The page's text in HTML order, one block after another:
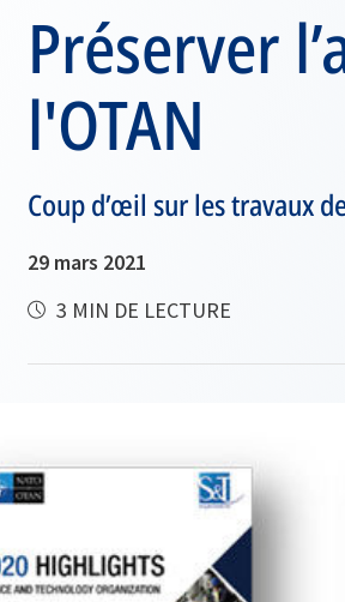
Préserver
l'OTAN
Coup d’œil sur les travaux
29 mars 2021
3 MIN DE LECTURE